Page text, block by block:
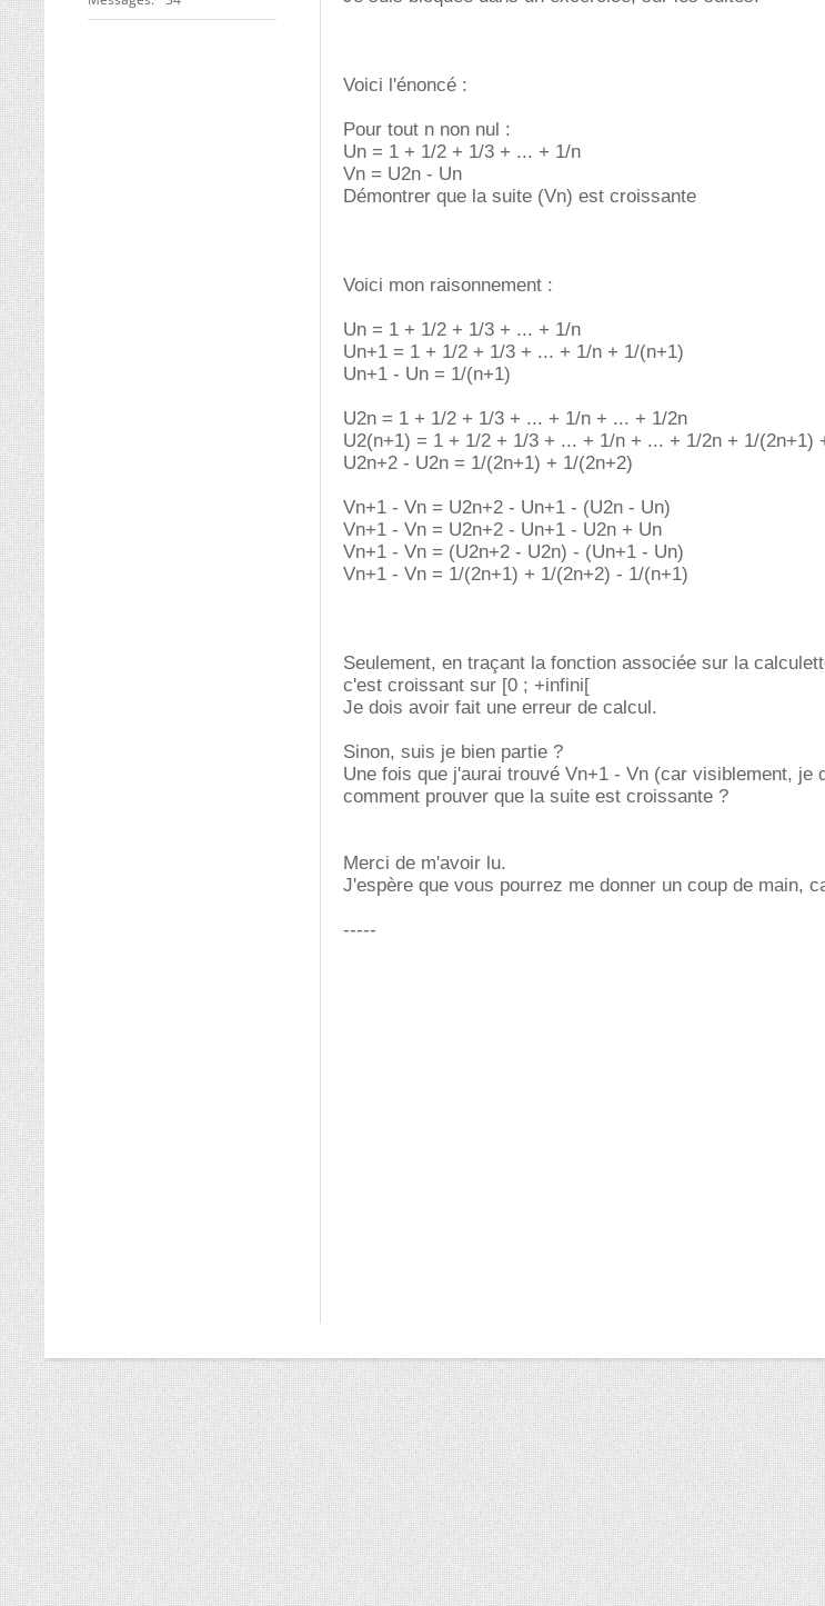
Voici l'énoncé :
Pour tout n non nul :
Un = 1 + 1/2 + 1/3 + ... + 1/n
Vn = U2n - Un
Démontrer que la suite (Vn) est croissante
Voici mon raisonnement :
Un = 1 + 1/2 + 1/3 + ... + 1/n
Un+1 = 1 + 1/2 + 1/3 + ... + 1/n + 1/(n+1)
Un+1 - Un = 1/(n+1)
U2n = 1 + 1/2 + 1/3 + ... + 1/n + ... + 1/2n
U2(n+1) = 1 + 1/2 + 1/3 + ... + 1/n + ... + 1/2n + 1/(2n+1)
U2n+2 - U2n = 1/(2n+1) + 1/(2n+2)
Vn+1 - Vn = U2n+2 - Un+1 - (U2n - Un)
Vn+1 - Vn = U2n+2 - Un+1 - U2n + Un
Vn+1 - Vn = (U2n+2 - U2n) - (Un+1 - Un)
Vn+1 - Vn = 1/(2n+1) + 1/(2n+2) - 1/(n+1)
Seulement, en traçant la fonction associée sur la
c'est croissant sur [0 ; +infini[
Je dois avoir fait une erreur de calcul.
Sinon, suis je bien partie ?
Une fois que j'aurai trouvé Vn+1 - Vn (car visiblement, je
comment prouver que la suite est croissante ?
Merci de m'avoir lu.
J'espère que vous pourrez me donner un coup de main,
-----